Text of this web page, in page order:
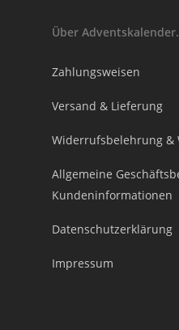
Über
Zahlungsweisen
Versand & Lieferung
Widerrufsbelehrung
Allgemeine
Kundeninformationen
Datenschutzerklärung
Impressum